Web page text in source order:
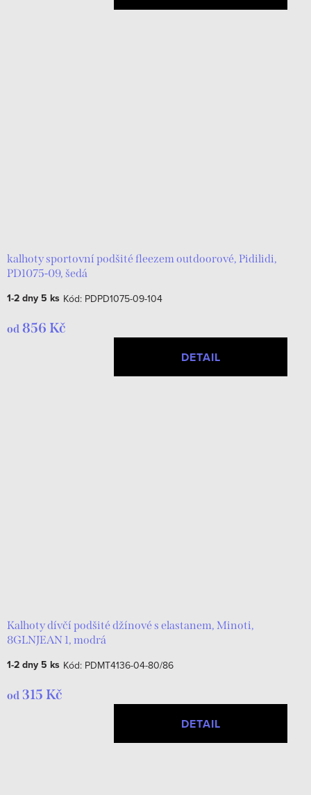
kalhoty sportovní podšité fleezem outdoorové, Pidilidi,
PD1075-09, šedá
1-2 dny 5 ks Kód: PDPD1075-09-104
od 856 Kč
DETAIL
Kalhoty dívčí podšité džínové s elastanem, Minoti,
8GLNJEAN 1, modrá
1-2 dny 5 ks Kód: PDMT4136-04-80/86
od 315 Kč
DETAIL